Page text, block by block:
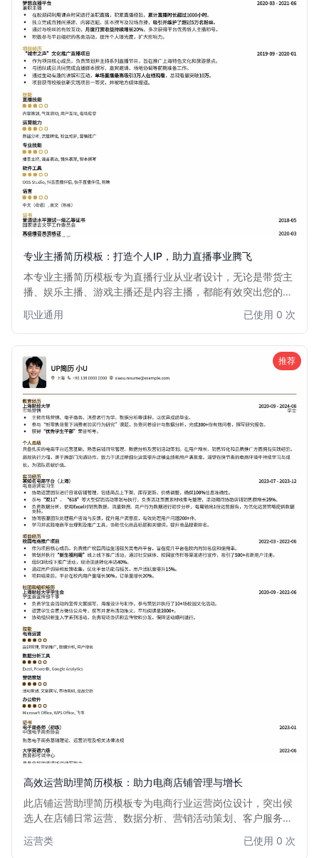
专业主播简历模板：打造个人IP，助力直播事业腾飞
本专业主播简历模板专为直播行业从业者设计，无论是带货主
播、娱乐主播、游戏主播还是内容主播，都能有效突出您的个
洁大气，重点突出，助您在众多求职者中脱颖而出，获得心仪
的直播平台或MCN机构青睐。
职业通用 已使用 0 次
推荐
高效运营助理简历模板：助力电商店铺管理与增长
此店铺运营助理简历模板专为电商行业运营岗位设计，突出候
选人在店铺日常运营、数据分析、营销活动策划、客户服务等
速吸引招聘方目光，展现其在提升店铺业绩、优化运营效率方
运营类 已使用 0 次